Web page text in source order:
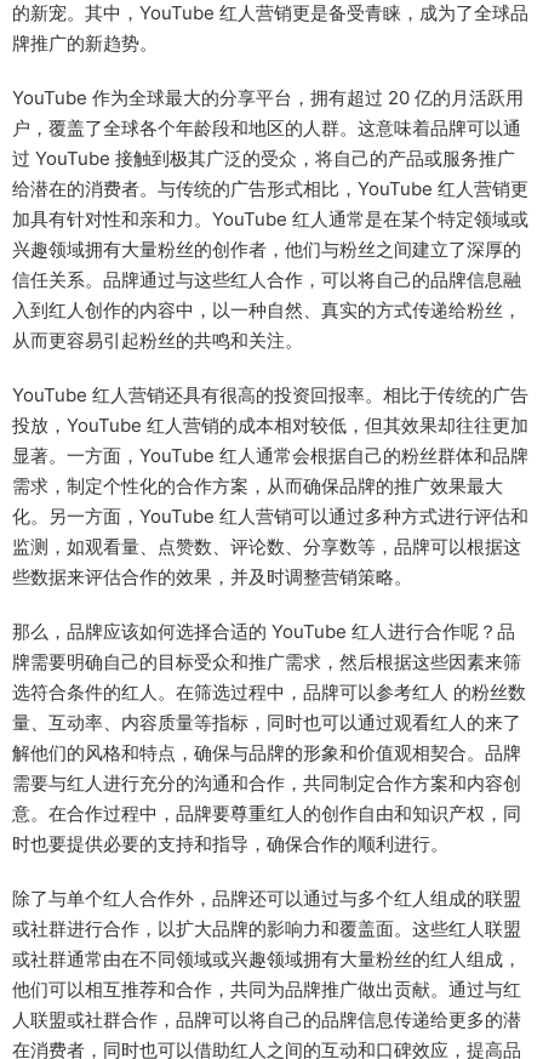
的新宠。其中，YouTube 红人营销更是备受青睐，成为了全球品
牌推广的新趋势。
YouTube 作为全球最大的分享平台，拥有超过 20 亿的月活跃用
户，覆盖了全球各个年龄段和地区的人群。这意味着品牌可以通
过 YouTube 接触到极其广泛的受众，将自己的产品或服务推广
给潜在的消费者。与传统的广告形式相比，YouTube 红人营销更
加具有针对性和亲和力。YouTube 红人通常是在某个特定领域或
兴趣领域拥有大量粉丝的创作者，他们与粉丝之间建立了深厚的
信任关系。品牌通过与这些红人合作，可以将自己的品牌信息融
入到红人创作的内容中，以一种自然、真实的方式传递给粉丝，
从而更容易引起粉丝的共鸣和关注。
YouTube 红人营销还具有很高的投资回报率。相比于传统的广告
投放，YouTube 红人营销的成本相对较低，但其效果却往往更加
显著。一方面，YouTube 红人通常会根据自己的粉丝群体和品牌
需求，制定个性化的合作方案，从而确保品牌的推广效果最大
化。另一方面，YouTube 红人营销可以通过多种方式进行评估和
监测，如观看量、点赞数、评论数、分享数等，品牌可以根据这
些数据来评估合作的效果，并及时调整营销策略。
那么，品牌应该如何选择合适的 YouTube 红人进行合作呢？品
牌需要明确自己的目标受众和推广需求，然后根据这些因素来筛
选符合条件的红人。在筛选过程中，品牌可以参考红人 的粉丝数
量、互动率、内容质量等指标，同时也可以通过观看红人的来了
解他们的风格和特点，确保与品牌的形象和价值观相契合。品牌
需要与红人进行充分的沟通和合作，共同制定合作方案和内容创
意。在合作过程中，品牌要尊重红人的创作自由和知识产权，同
时也要提供必要的支持和指导，确保合作的顺利进行。
除了与单个红人合作外，品牌还可以通过与多个红人组成的联盟
或社群进行合作，以扩大品牌的影响力和覆盖面。这些红人联盟
或社群通常由在不同领域或兴趣领域拥有大量粉丝的红人组成，
他们可以相互推荐和合作，共同为品牌推广做出贡献。通过与红
人联盟或社群合作，品牌可以将自己的品牌信息传递给更多的潜
在消费者，同时也可以借助红人之间的互动和口碑效应，提高品